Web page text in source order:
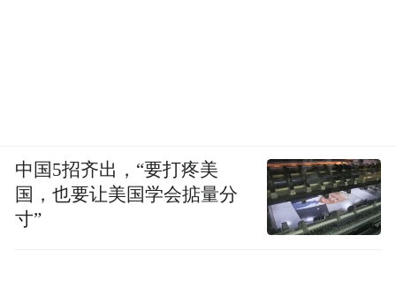
中国5招齐出，“要打疼美
国，也要让美国学会掂量分
寸”